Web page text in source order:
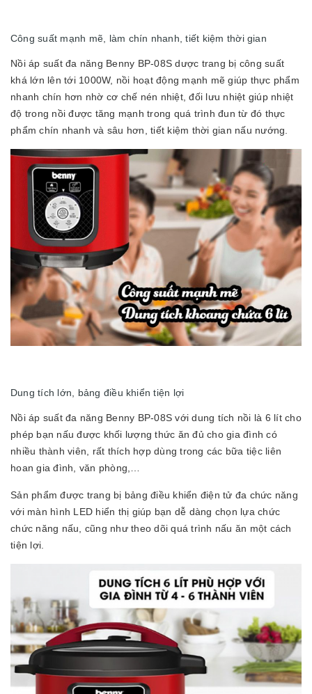
Công suất mạnh mẽ, làm chín nhanh, tiết kiệm thời gian
Nồi áp suất đa năng Benny BP-08S dược trang bị công suất
khá lớn lên tới 1000W, nồi hoạt động mạnh mẽ giúp thực phẩm
nhanh chín hơn nhờ cơ chế nén nhiệt, đối lưu nhiệt giúp nhiệt
độ trong nồi được tăng mạnh trong quá trình đun từ đó thực
phẩm chín nhanh và sâu hơn, tiết kiệm thời gian nấu nướng.
Dung tích lớn, bảng điều khiển tiện lợi
Nồi áp suất đa năng Benny BP-08S với dung tích nồi là 6 lít cho
phép bạn nấu được khối lượng thức ăn đủ cho gia đình có
nhiều thành viên, rất thích hợp dùng trong các bữa tiệc liên
hoan gia đình, văn phòng,…
Sản phẩm được trang bị bảng điều khiển điện tử đa chức năng
với màn hình LED hiển thị giúp bạn dễ dàng chọn lựa chức
chức năng nấu, cũng như theo dõi quá trình nấu ăn một cách
tiện lợi.